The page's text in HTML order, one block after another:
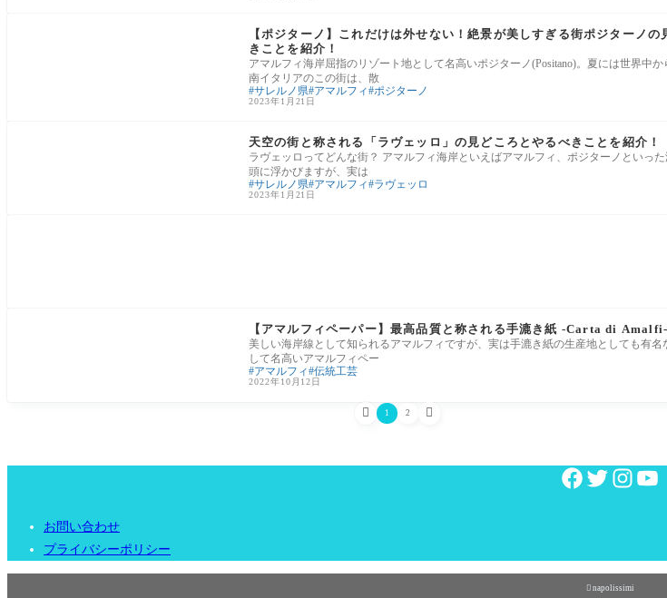
【ポジターノ】これだけは外せない！絶景が美しすぎる街ポジターノの
きことを紹介！
アマルフィ海岸屈指のリゾート地として名高いポジターノ(Positano)。夏には世界中
南イタリアのこの街は、散
サレルノ県 アマルフィ ポジターノ
2023年1月21日
天空の街と称される「ラヴェッロ」の見どころとやるべきことを紹介！
ラヴェッロってどんな街？ アマルフィ海岸といえばアマルフィ、ポジターノといっ
頭に浮かびますが、実は
サレルノ県 アマルフィ ラヴェッロ
2023年1月21日
【アマルフィペーパー】最高品質と称される手漉き紙 -Carta di Amalfi-
美しい海岸線として知られるアマルフィですが、実は手漉き紙の生産地としても有名
して名高いアマルフィペー
アマルフィ 伝統工芸
2022年10月12日
 1 2 
お問い合わせ
プライバシーポリシー
 napolissimi